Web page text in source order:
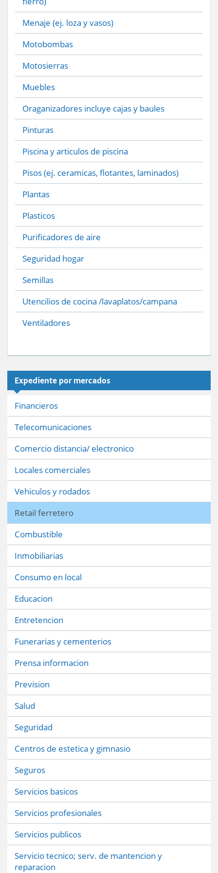
Menaje (ej. loza y vasos)
Motobombas
Motosierras
Muebles
Oraganizadores incluye cajas y baules
Pinturas
Piscina y articulos de piscina
Pisos (ej. ceramicas, flotantes, laminados)
Plantas
Plasticos
Purificadores de aire
Seguridad hogar
Semillas
Utencilios de cocina /lavaplatos/campana
Ventiladores
Expediente por mercados
Financieros
Telecomunicaciones
Comercio distancia/ electronico
Locales comerciales
Vehiculos y rodados
Retail ferretero
Combustible
Inmobiliarias
Consumo en local
Educacion
Entretencion
Funerarias y cementerios
Prensa informacion
Prevision
Salud
Seguridad
Centros de estetica y gimnasio
Seguros
Servicios basicos
Servicios profesionales
Servicios publicos
Servicio tecnico; serv. de mantencion y
reparacion